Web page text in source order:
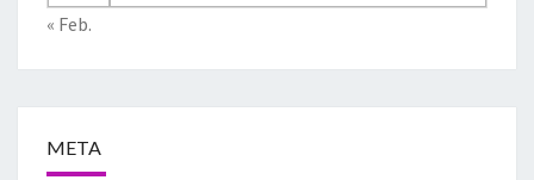
« Feb.
META